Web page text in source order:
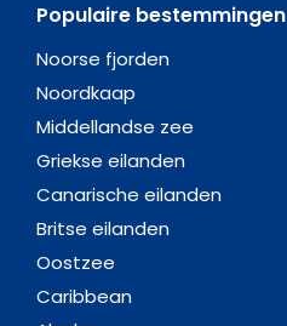
Populaire bestemmingen
Noorse fjorden
Noordkaap
Middellandse zee
Griekse eilanden
Canarische eilanden
Britse eilanden
Oostzee
Caribbean